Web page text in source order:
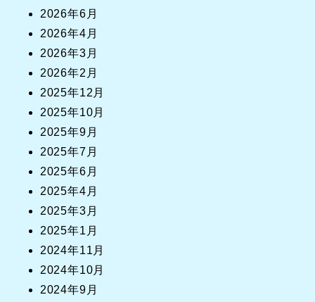
2026年6月
2026年4月
2026年3月
2026年2月
2025年12月
2025年10月
2025年9月
2025年7月
2025年6月
2025年4月
2025年3月
2025年1月
2024年11月
2024年10月
2024年9月